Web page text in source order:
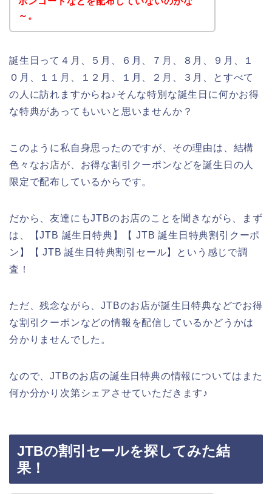
～。
誕生日って４月、５月、６月、７月、８月、９月、１
０月、１１月、１２月、１月、２月、３月、とすべて
の人に訪れますからね♪そんな特別な誕生日に何かお得
な特典があってもいいと思いませんか？
このように私自身思ったのですが、その理由は、結構
色々なお店が、お得な割引クーポンなどを誕生日の人
限定で配布しているからです。
だから、友達にもJTBのお店のことを聞きながら、まず
は、【JTB 誕生日特典】【 JTB 誕生日特典割引クーポ
ン】【 JTB 誕生日特典割引セール】という感じで調
査！
ただ、残念ながら、JTBのお店が誕生日特典などでお得
な割引クーポンなどの情報を配信しているかどうかは
分かりませんでした。
なので、JTBのお店の誕生日特典の情報についてはまた
何か分かり次第シェアさせていただきます♪
JTBの割引セールを探してみた結
果！